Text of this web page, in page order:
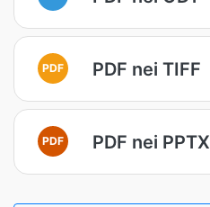
PDF PDF nei TIFF
PDF PDF nei PPTX